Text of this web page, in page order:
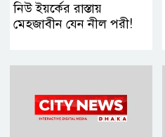
নিউ ইয়র্কের রাস্তায়
মেহজাবীন যেন নীল পরী!